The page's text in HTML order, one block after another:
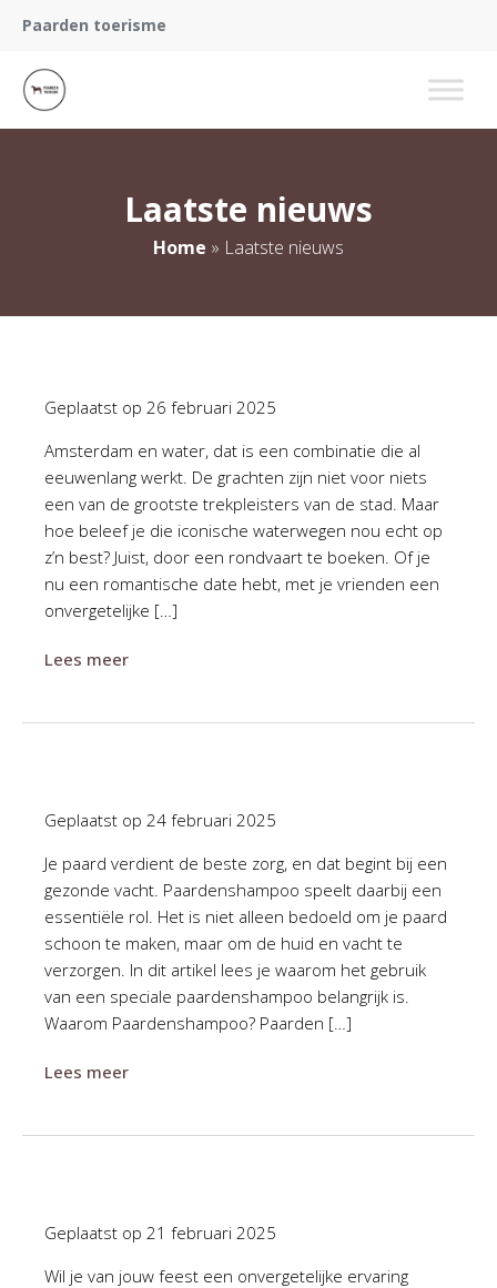
Paarden toerisme
Laatste nieuws
Home » Laatste nieuws
Geplaatst op 26 februari 2025
Amsterdam en water, dat is een combinatie die al
eeuwenlang werkt. De grachten zijn niet voor niets
een van de grootste trekpleisters van de stad. Maar
hoe beleef je die iconische waterwegen nou echt op
z’n best? Juist, door een rondvaart te boeken. Of je
nu een romantische date hebt, met je vrienden een
onvergetelijke […]
Lees meer
Geplaatst op 24 februari 2025
Je paard verdient de beste zorg, en dat begint bij een
gezonde vacht. Paardenshampoo speelt daarbij een
essentiële rol. Het is niet alleen bedoeld om je paard
schoon te maken, maar om de huid en vacht te
verzorgen. In dit artikel lees je waarom het gebruik
van een speciale paardenshampoo belangrijk is.
Waarom Paardenshampoo? Paarden […]
Lees meer
Geplaatst op 21 februari 2025
Wil je van jouw feest een onvergetelijke ervaring